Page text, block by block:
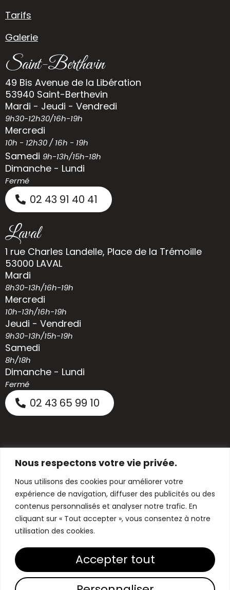
Nous respectons votre vie privée.
Nous utilisons des cookies pour améliorer votre
expérience de navigation, diffuser des publicités ou des
contenus personnalisés et analyser notre trafic. En
cliquant sur « Tout accepter », vous consentez à notre
utilisation des cookies.
Accepter tout
Tarifs
Galerie
Saint-Berthevin
49 Bis Avenue de la Libération
53940 Saint-Berthevin
Mardi - Jeudi - Vendredi
9h30-12h30/16h-19h
Mercredi
10h - 12h30 / 16h - 19h
Samedi 9h-13h/15h-18h
Dimanche - Lundi
Fermé
02 43 91 40 41
Laval
1 rue Charles Landelle, Place de la Trémoille
53000 LAVAL
Mardi
8h30-13h/16h-19h
Mercredi
10h-13h/16h-19h
Jeudi - Vendredi
9h30-13h/15h-19h
Samedi
8h/18h
Dimanche - Lundi
Fermé
02 43 65 99 10